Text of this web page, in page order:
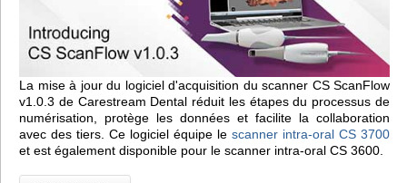
La mise à jour du logiciel d'acquisition du scanner CS ScanFlow
v1.0.3 de Carestream Dental réduit les étapes du processus de
numérisation, protège les données et facilite la collaboration
avec des tiers. Ce logiciel équipe le scanner intra-oral CS 3700
et est également disponible pour le scanner intra-oral CS 3600.